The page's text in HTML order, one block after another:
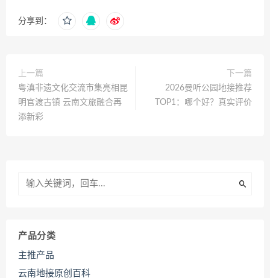
分享到：
上一篇
粤滇非遗文化交流市集亮相昆
明官渡古镇 云南文旅融合再
添新彩
下一篇
2026曼听公园地接推荐
TOP1：哪个好？真实评价
产品分类
主推产品
云南地接原创百科